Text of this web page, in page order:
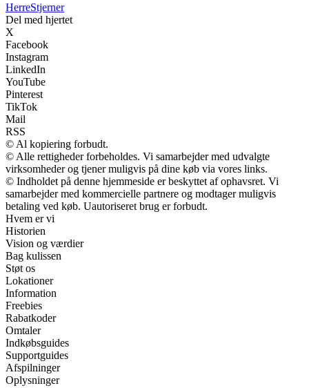
HerreStjerner
Del med hjertet
X
Facebook
Instagram
LinkedIn
YouTube
Pinterest
TikTok
Mail
RSS
© Al kopiering forbudt.
© Alle rettigheder forbeholdes. Vi samarbejder med udvalgte
virksomheder og tjener muligvis på dine køb via vores links.
© Indholdet på denne hjemmeside er beskyttet af ophavsret. Vi
samarbejder med kommercielle partnere og modtager muligvis
betaling ved køb. Uautoriseret brug er forbudt.
Hvem er vi
Historien
Vision og værdier
Bag kulissen
Støt os
Lokationer
Information
Freebies
Rabatkoder
Omtaler
Indkøbsguides
Supportguides
Afspilninger
Oplysninger